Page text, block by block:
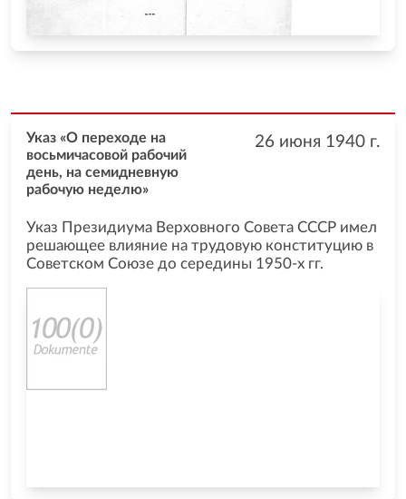
26 июня 1940 г.
Указ «О переходе на
восьмичасовой рабочий
день, на семидневную
рабочую неделю»
Указ Президиума Верховного Совета СССР имел
решающее влияние на трудовую конституцию в
Советском Союзе до середины 1950-х гг.